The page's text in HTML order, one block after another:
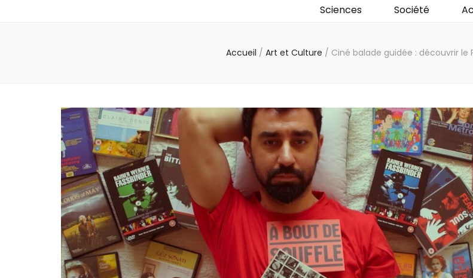
Sciences
Société
Accueil / Art et Culture / Ciné balade guidée : découvrir le